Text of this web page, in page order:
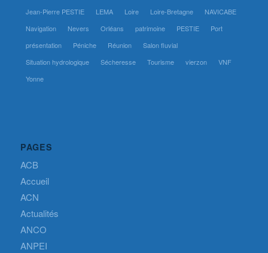
Jean-Pierre PESTIE
LEMA Loire Loire-Bretagne
NAVICABE
Navigation
Nevers Orléans patrimoine PESTIE
Port
présentation
Péniche Réunion
Salon fluvial
Situation hydrologique
Sécheresse Tourisme vierzon
VNF
Yonne
PAGES
ACB
Accueil
ACN
Actualités
ANCO
ANPEI